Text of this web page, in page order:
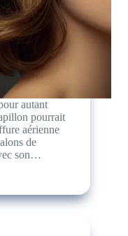
autant
pourrait
aérienne
de
son…